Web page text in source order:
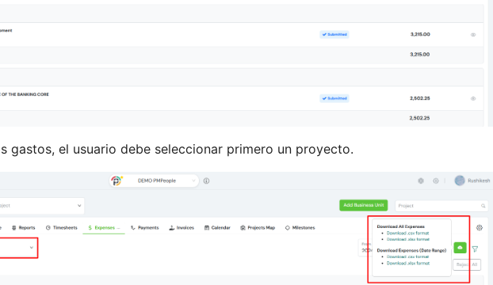
gastos, el usuario debe seleccionar primero un proyecto.